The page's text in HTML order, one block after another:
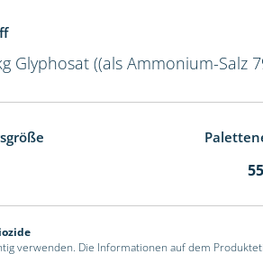
Glyphosat ((als Ammonium-Salz
55
verwenden. Die Informationen auf dem